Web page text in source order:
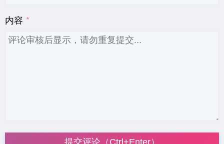
内容
提交评论（Ctrl+Enter）